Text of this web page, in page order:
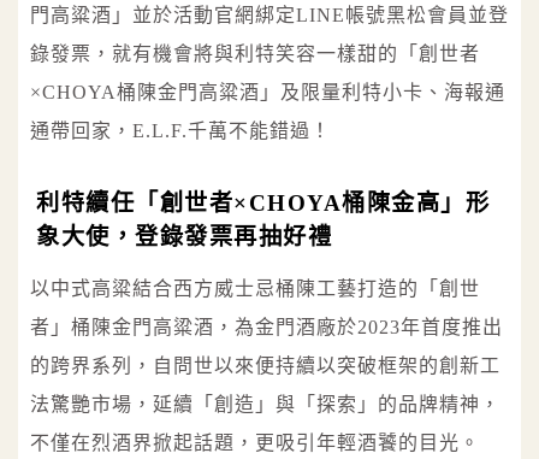
門高粱酒」並於活動官網綁定LINE帳號黑松會員並登
錄發票，就有機會將與利特笑容一樣甜的「創世者
×CHOYA桶陳金門高粱酒」及限量利特小卡、海報通
通帶回家，E.L.F.千萬不能錯過！
利特續任「創世者×CHOYA桶陳金高」形
象大使，登錄發票再抽好禮
以中式高粱結合西方威士忌桶陳工藝打造的「創世
者」桶陳金門高粱酒，為金門酒廠於2023年首度推出
的跨界系列，自問世以來便持續以突破框架的創新工
法驚艷市場，延續「創造」與「探索」的品牌精神，
不僅在烈酒界掀起話題，更吸引年輕酒饕的目光。